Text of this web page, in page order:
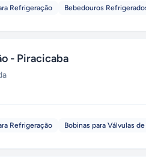
Refrigeração Bebedouros
- Piracicaba
Refrigeração Bobinas para Válvulas